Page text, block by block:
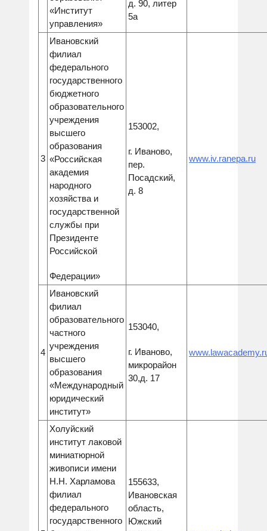
«Институт
управления»
д. 90, литер
5а
3
Ивановский
филиал
федерального
государственного
бюджетного
образовательного
учреждения
высшего
образования
«Российская
академия
народного
хозяйства и
государственной
службы при
Президенте
Российской
Федерации»
153002,
г. Иваново,
пер.
Посадский,
д. 8
www.iv.ranepa.ru
4
Ивановский
филиал
образовательного
частного
учреждения
высшего
образования
«Международный
юридический
институт»
153040,
г. Иваново,
микрорайон
30,д. 17
Холуйский
институт лаковой
миниатюрной
живописи имени
Н.Н. Харламова
филиал
федерального
государственного
155633,
Ивановская
область,
Южский